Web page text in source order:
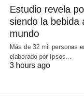
Estudio revela
siendo la bebida
mundo
Más de 32 mil personas
elaborado por Ipsos…
3 hours ago